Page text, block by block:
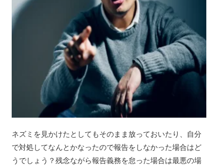
ネズミを見かけたとしてもそのまま放っておいたり、自分
で対処してなんとかなったので報告をしなかった場合はど
うでしょう？残念ながら報告義務を怠った場合は最悪の場